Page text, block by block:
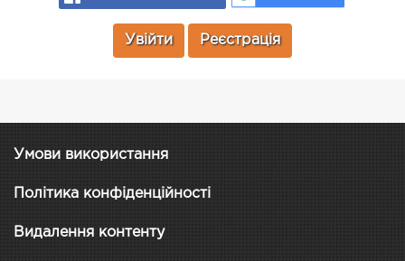
Увійти Реєстрація
Умови використання
Політика конфіденційності
Видалення контенту